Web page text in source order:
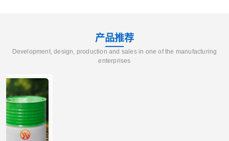
产品推荐
Development, design, production and sales in one of the manufacturing
enterprises